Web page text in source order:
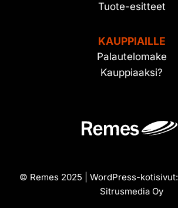
Tuote-esitteet
KAUPPIAILLE
Palautelomake
Kauppiaaksi?
© Remes 2025 | WordPress-kotisivut:
Sitrusmedia Oy